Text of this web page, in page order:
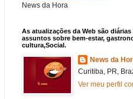
News da Hora
As atualizações da Web são diárias
assuntos sobre bem-estar,
cultura,Social.
News da
Curitiba, PR,
Ver meu perfil